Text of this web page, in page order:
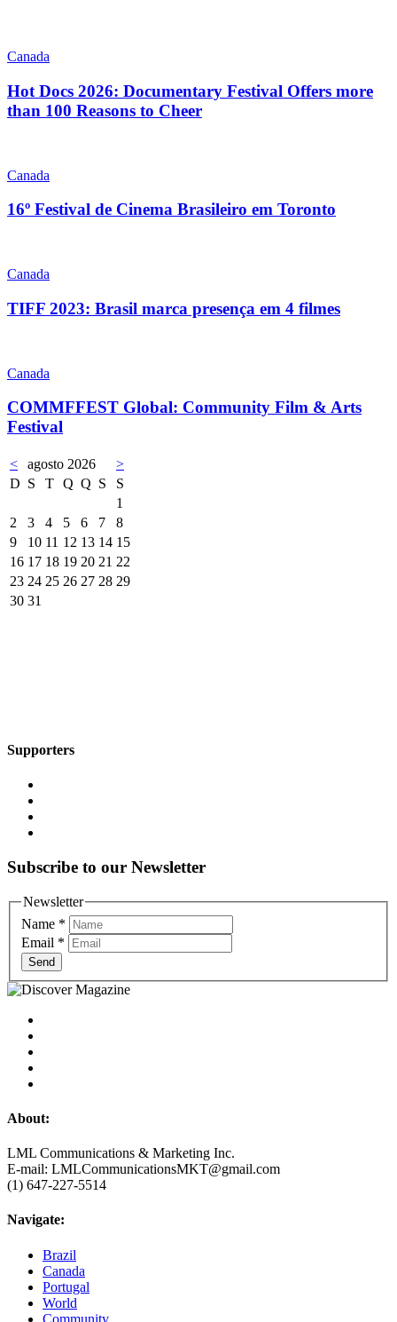
Canada
Hot Docs 2026: Documentary Festival Offers more
than 100 Reasons to Cheer
Canada
16º Festival de Cinema Brasileiro em Toronto
Canada
TIFF 2023: Brasil marca presença em 4 filmes
Canada
COMMFFEST Global: Community Film & Arts
Festival
< agosto 2026
>
D S T Q Q S
S
1
2
3 4 5 6 7
8
9
10 11 12 13 14 15
16 17 18 19 20 21 22
23 24 25 26 27 28 29
30 31
Supporters
Subscribe to our Newsletter
Newsletter
Name *
Email *
Send
About:
LML Communications & Marketing Inc.
E-mail: LMLCommunicationsMKT@gmail.com
(1) 647-227-5514
Navigate:
Brazil
Canada
Portugal
World
Community